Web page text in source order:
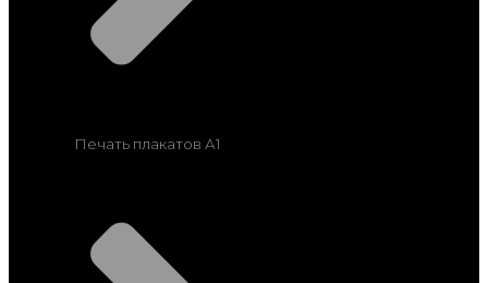
Печать плакатов А1